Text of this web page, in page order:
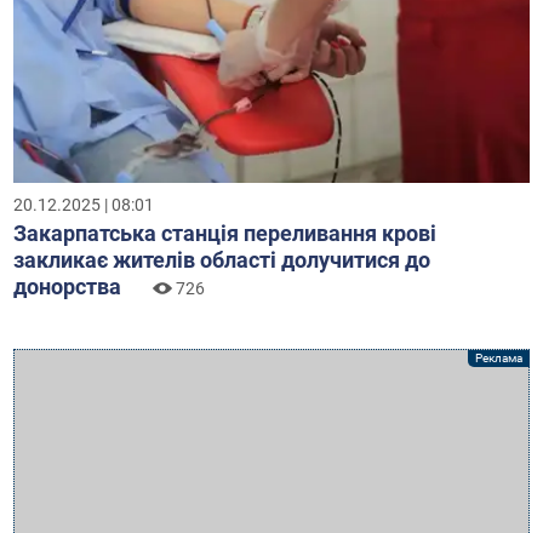
20.12.2025 | 08:01
Закарпатська станція переливання крові
закликає жителів області долучитися до
донорства
726